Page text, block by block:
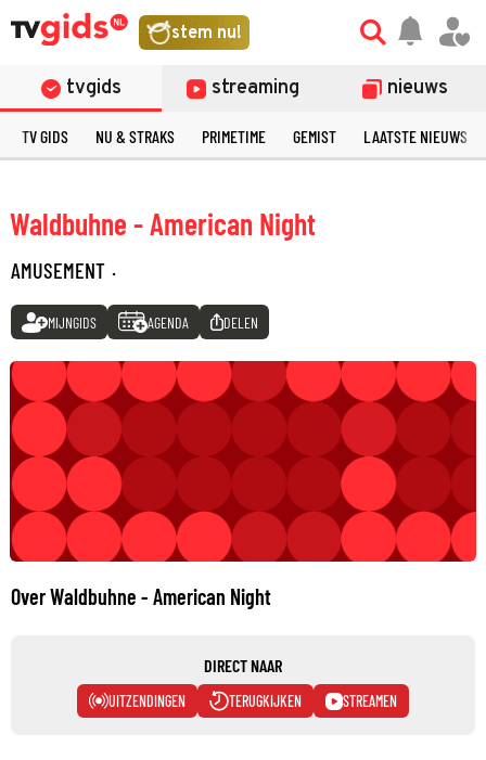
stem nu!
tvgids streaming nieuws
TV GIDS NU & STRAKS PRIMETIME GEMIST LAATSTE NIEUWS
Waldbuhne - American Night
AMUSEMENT ·
MIJNGIDS AGENDA DELEN
Over Waldbuhne - American Night
DIRECT NAAR
UITZENDINGEN TERUGKIJKEN STREAMEN